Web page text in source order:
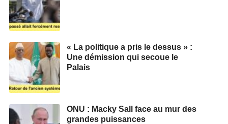
« La politique a pris le dessus » :
Une démission qui secoue le
Palais
ONU : Macky Sall face au mur des
grandes puissances